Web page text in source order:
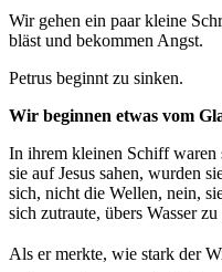
Wir gehen ein paar kleine
bläst und bekommen Angst.
Petrus beginnt zu sinken.
Wir beginnen etwas vom
In ihrem kleinen Schiff waren
sie auf Jesus sahen, wurden
sich, nicht die Wellen, nein,
sich zutraute, übers Wasser
Als er merkte, wie stark der